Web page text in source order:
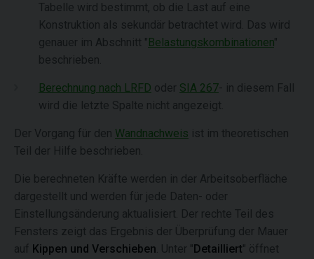
Tabelle wird bestimmt, ob die Last auf eine
Konstruktion als sekundär betrachtet wird. Das wird
genauer im Abschnitt "Belastungskombinationen"
beschrieben.
Berechnung nach LRFD oder SIA 267- in diesem Fall
wird die letzte Spalte nicht angezeigt.
Der Vorgang für den Wandnachweis ist im theoretischen
Teil der Hilfe beschrieben.
Die berechneten Kräfte werden in der Arbeitsoberfläche
dargestellt und werden für jede Daten- oder
Einstellungsänderung aktualisiert. Der rechte Teil des
Fensters zeigt das Ergebnis der Überprüfung der Mauer
auf Kippen und Verschieben . Unter "Detailliert" öffnet